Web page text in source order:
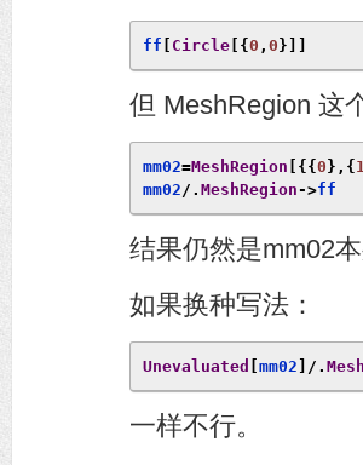
ff Circle [{ 0 , 0 }]]
但 MeshRegion 这
mm02=MeshRegion [{{ 0 },{
mm02/. MeshRegion ->ff
结果仍然是mm02
如果换种写法：
Unevaluated mm02 ]/.
一样不行。